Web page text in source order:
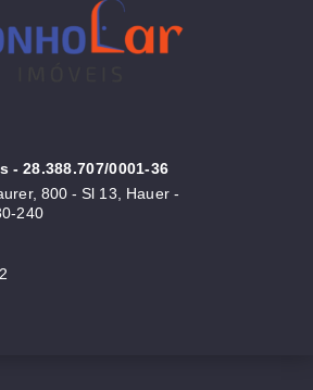
- 28.388.707/0001-36
800 - Sl 13, Hauer -
240